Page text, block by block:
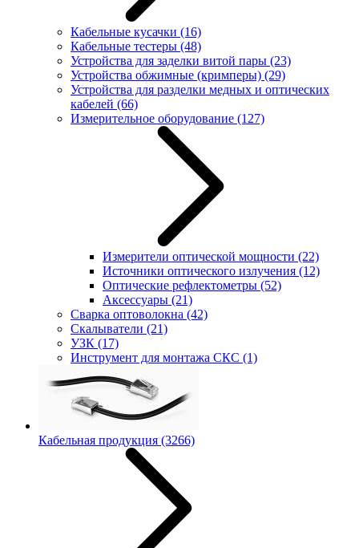
Кабельные кусачки (16)
Кабельные тестеры (48)
Устройства для заделки витой пары (23)
Устройства обжимные (кримперы) (29)
Устройства для разделки медных и оптических
кабелей (66)
Измерительное оборудование (127)
Измерители оптической мощности (22)
Источники оптического излучения (12)
Оптические рефлектометры (52)
Аксессуары (21)
Сварка оптоволокна (42)
Скалыватели (21)
УЗК (17)
Инструмент для монтажа СКС (1)
Кабельная продукция (3266)